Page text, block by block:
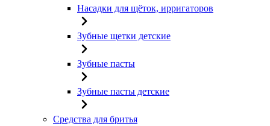
Насадки для щёток, ирригаторов
Зубные щетки детские
Зубные пасты
Зубные пасты детские
Средства для бритья